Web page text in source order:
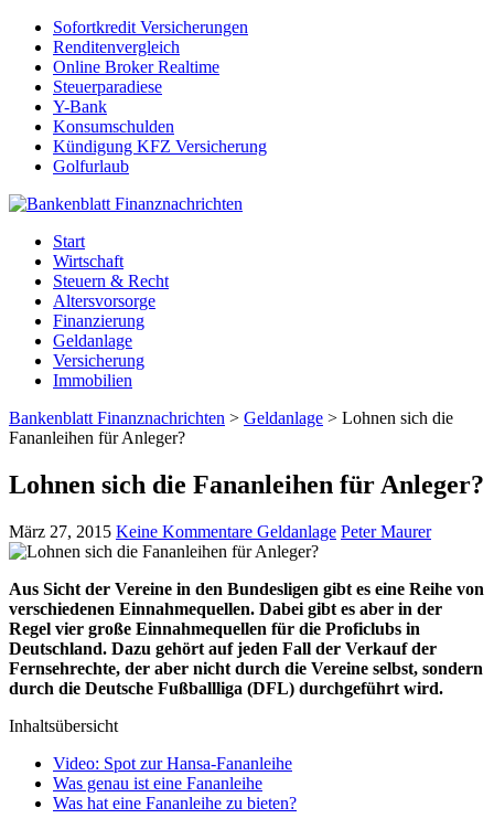
Sofortkredit Versicherungen
Renditenvergleich
Online Broker Realtime
Steuerparadiese
Y-Bank
Konsumschulden
Kündigung KFZ Versicherung
Golfurlaub
Start
Wirtschaft
Steuern & Recht
Altersvorsorge
Finanzierung
Geldanlage
Versicherung
Immobilien
Bankenblatt Finanznachrichten > Geldanlage > Lohnen sich die
Fananleihen für Anleger?
Lohnen sich die Fananleihen für Anleger?
März 27, 2015 Keine Kommentare Geldanlage Peter Maurer
Aus Sicht der Vereine in den Bundesligen gibt es eine Reihe von
verschiedenen Einnahmequellen. Dabei gibt es aber in der
Regel vier große Einnahmequellen für die Proficlubs in
Deutschland. Dazu gehört auf jeden Fall der Verkauf der
Fernsehrechte, der aber nicht durch die Vereine selbst, sondern
durch die Deutsche Fußballliga (DFL) durchgeführt wird.
Inhaltsübersicht
Video: Spot zur Hansa-Fananleihe
Was genau ist eine Fananleihe
Was hat eine Fananleihe zu bieten?